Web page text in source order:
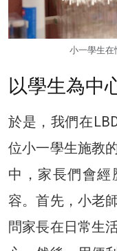
小一學生在
以學生為中
於是，我們在
位小一學生施教
中，家長們會經
容。首先，小老
問家長在日常生